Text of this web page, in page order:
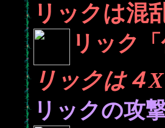
リックは混
リック
リックは４
リックの攻